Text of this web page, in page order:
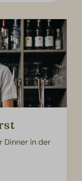
Dinner in der